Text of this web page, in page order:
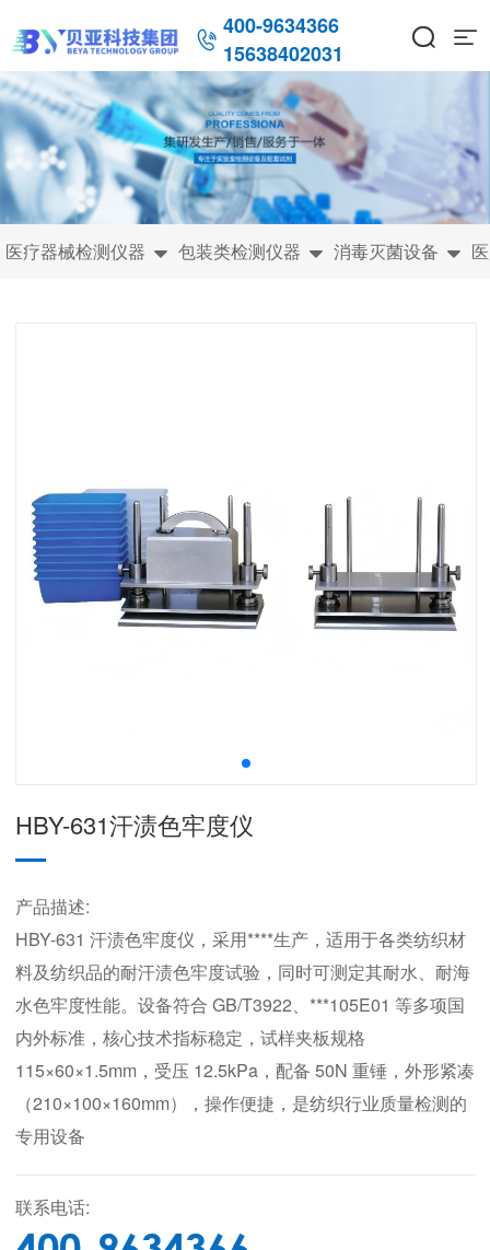
 400-9634366
15638402031
 
医疗器械检测仪器  包装类检测仪器  消毒灭菌设备 
HBY-631汗渍色牢度仪
产品描述:
HBY-631 汗渍色牢度仪，采用****生产，适用于各类纺织材
料及纺织品的耐汗渍色牢度试验，同时可测定其耐水、耐海
水色牢度性能。设备符合 GB/T3922、***105E01 等多项国
内外标准，核心技术指标稳定，试样夹板规格
115×60×1.5mm，受压 12.5kPa，配备 50N 重锤，外形紧凑
（210×100×160mm），操作便捷，是纺织行业质量检测的
专用设备
联系电话: